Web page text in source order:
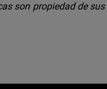
son propiedad de sus